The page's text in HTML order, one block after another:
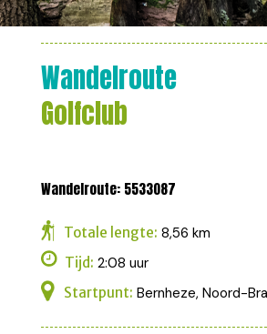
Wandelroute
Golfclub
Wandelroute: 5533087
Totale lengte: 8,56 km
Tijd: 2:08 uur
Startpunt: Bernheze, Noord-